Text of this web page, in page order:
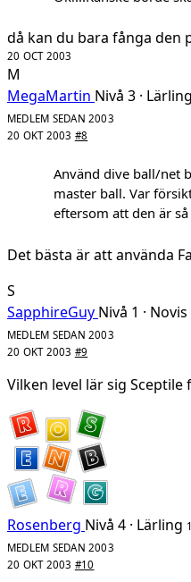
då kan du bara fånga den
20 OCT 2003
M
MegaMartin Nivå 3 · Lärling
MEDLEM SEDAN 2003
20 OKT 2003 #8
Använd dive ball/net
master ball. Var
eftersom att den är
Det bästa är att använda
S
SapphireGuy Nivå 1 · Novis
MEDLEM SEDAN 2003
20 OKT 2003 #9
Vilken level lär sig Sceptile
Rosenberg Nivå 4 · Lärling
MEDLEM SEDAN 2003
20 OKT 2003 #10